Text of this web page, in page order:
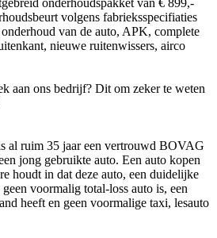
onderhoudspakket van € 899,-
volgens fabrieksspecifiaties
van de auto, APK, complete
nieuwe ruitenwissers, airco
aan ons bedrijf? Dit om zeker te weten
al ruim 35 jaar een vertrouwd BOVAG
jong gebruikte auto. Een auto kopen
houdt in dat deze auto, een duidelijke
voormalig total-loss auto is, een
heeft en geen voormalige taxi, lesauto